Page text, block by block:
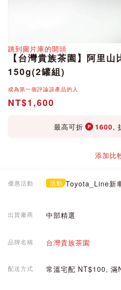
跳到圖片庫的開頭
【台灣貴族茶園】阿里
150g(2罐組)
成為第一個評論該產品的人
NT$1,600
最高可折 1600,
添加比
優惠活動 活動 Toyota_Line新
出貨廠商 中部精選
品牌名稱 台灣貴族茶園
配送方式 常溫宅配 NT$100, 滿